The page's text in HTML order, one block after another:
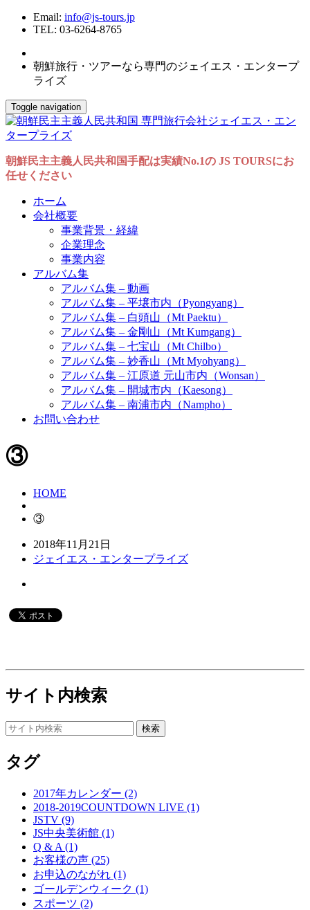
Email: info@js-tours.jp
TEL: 03-6264-8765
朝鮮旅行・ツアーなら専門のジェイエス・エンタープ
ライズ
Toggle navigation
朝鮮民主主義人民共和国手配は実績No.1の JS TOURSにお
任せください
ホーム
会社概要
事業背景・経緯
企業理念
事業内容
アルバム集
アルバム集 – 動画
アルバム集 – 平壌市内（Pyongyang）
アルバム集 – 白頭山（Mt Paektu）
アルバム集 – 金剛山（Mt Kumgang）
アルバム集 – 七宝山（Mt Chilbo）
アルバム集 – 妙香山（Mt Myohyang）
アルバム集 – 江原道 元山市内（Wonsan）
アルバム集 – 開城市内（Kaesong）
アルバム集 – 南浦市内（Nampho）
お問い合わせ
③
HOME
③
2018年11月21日
ジェイエス・エンタープライズ
サイト内検索
タグ
2017年カレンダー (2)
2018-2019COUNTDOWN LIVE (1)
JSTV (9)
JS中央美術館 (1)
Q & A (1)
お客様の声 (25)
お申込のながれ (1)
ゴールデンウィーク (1)
スポーツ (2)